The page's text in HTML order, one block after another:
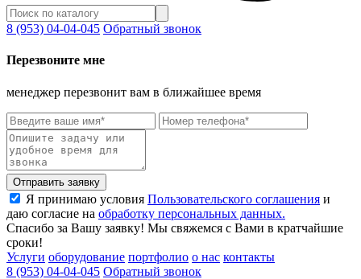
8 (953) 04-04-045 Обратный звонок
Перезвоните мне
менеджер перезвонит вам в ближайшее время
Отправить заявку
Я принимаю условия Пользовательского соглашения и
даю согласие на обработку персональных данных.
Спасибо за Вашу заявку! Мы свяжемся с Вами в кратчайшие
сроки!
Услуги оборудование портфолио о нас контакты
8 (953) 04-04-045 Обратный звонок